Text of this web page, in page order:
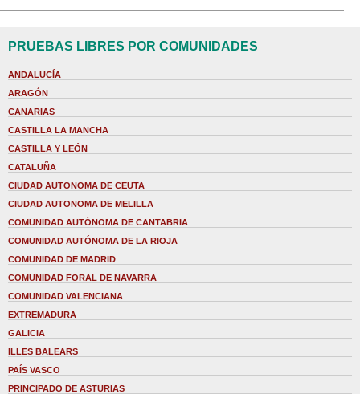
PRUEBAS LIBRES POR COMUNIDADES
ANDALUCÍA
ARAGÓN
CANARIAS
CASTILLA LA MANCHA
CASTILLA Y LEÓN
CATALUÑA
CIUDAD AUTONOMA DE CEUTA
CIUDAD AUTONOMA DE MELILLA
COMUNIDAD AUTÓNOMA DE CANTABRIA
COMUNIDAD AUTÓNOMA DE LA RIOJA
COMUNIDAD DE MADRID
COMUNIDAD FORAL DE NAVARRA
COMUNIDAD VALENCIANA
EXTREMADURA
GALICIA
ILLES BALEARS
PAÍS VASCO
PRINCIPADO DE ASTURIAS